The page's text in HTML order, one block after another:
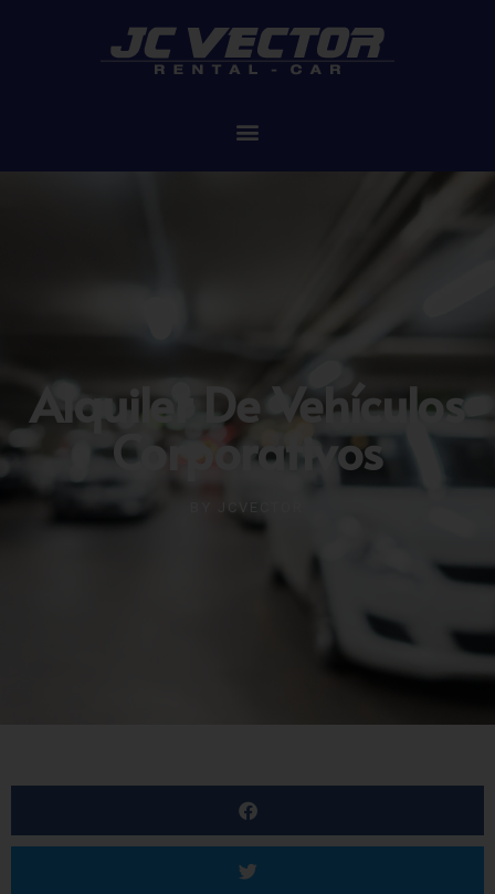
Alquiler De Vehículos
Corporativos